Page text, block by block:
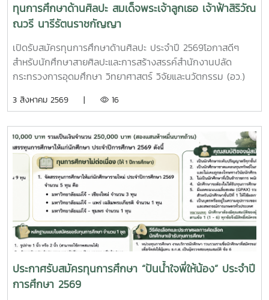
ทุนการศึกษาด้านศิลปะ สมเด็จพระเจ้าลูกเธอ เจ้าฟ้าสิริวัณ
ณวรี นารีรัตนราชกัญญา
เปิดรับสมัครทุนการศึกษาด้านศิลปะ ประจำปี 2569โอกาสดีๆ
สำหรับนักศึกษาสายศิลปะและการสร้างสรรค์สำนักงานปลัด
กระทรวงการอุดมศึกษา วิทยาศาสตร์ วิจัยและนวัตกรรม (อว.)
ฟ้าสิริวัณณวรี นารีรัตนราชกัญญา เพื่อสนับสนุนนักศึกษาที่มี
https://shorturl.at/E96sE
3 สิงหาคม 2569 | 16
ประกาศรับสมัครทุนการศึกษา “ปันน้ำใจพี่ให้น้อง” ประจำปี
การศึกษา 2569